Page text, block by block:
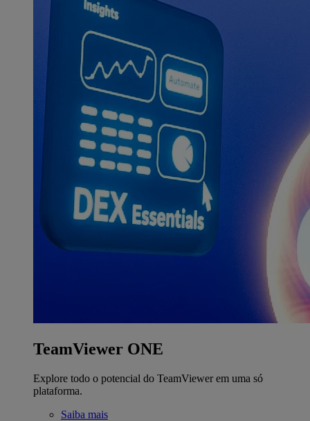
TeamViewer ONE
Explore todo o potencial do TeamViewer em uma só
plataforma.
Saiba mais